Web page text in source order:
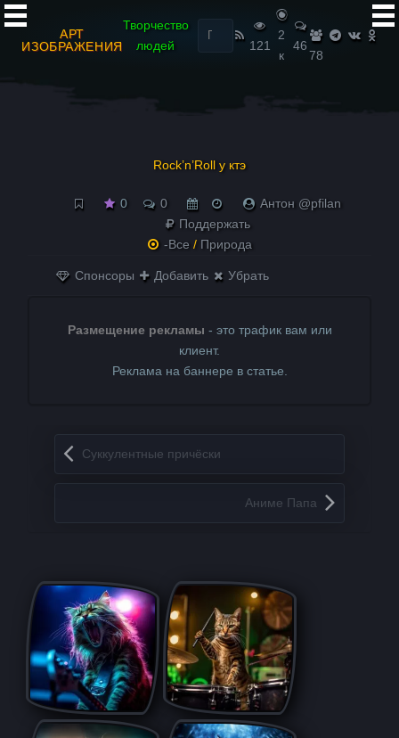
АРТ
ИЗОБРАЖЕНИЯ
Творчество
людей
Найти:
121
2
к
46
78
Rock’n’Roll у ктэ
0 0
Антон @pfilan
Поддержать
-Все / Природа
Спонсоры Добавить Убрать
Размещение рекламы - это трафик вам или
клиент.
Реклама на баннере в статье.
Запись навигация
Суккулентные причёски
Аниме Папа